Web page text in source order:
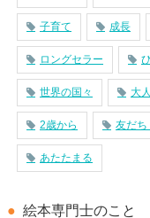
子育て 成長
ロングセラー
世界の国々 大人
2歳から 友だち
あたたまる
絵本専門士のこと